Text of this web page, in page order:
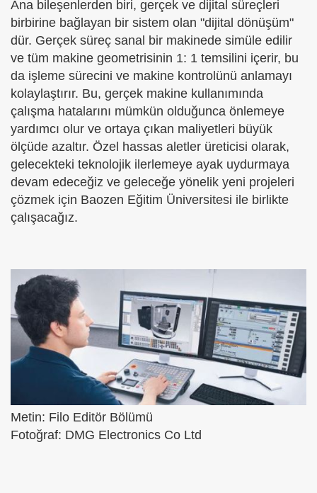
Ana bileşenlerden biri, gerçek ve dijital süreçleri
birbirine bağlayan bir sistem olan "dijital dönüşüm"
dür. Gerçek süreç sanal bir makinede simüle edilir
ve tüm makine geometrisinin 1: 1 temsilini içerir, bu
da işleme sürecini ve makine kontrolünü anlamayı
kolaylaştırır. Bu, gerçek makine kullanımında
çalışma hatalarını mümkün olduğunca önlemeye
yardımcı olur ve ortaya çıkan maliyetleri büyük
ölçüde azaltır. Özel hassas aletler üreticisi olarak,
gelecekteki teknolojik ilerlemeye ayak uydurmaya
devam edeceğiz ve geleceğe yönelik yeni projeleri
çözmek için Baozen Eğitim Üniversitesi ile birlikte
çalışacağız.
Metin: Filo Editör Bölümü
Fotoğraf: DMG Electronics Co Ltd